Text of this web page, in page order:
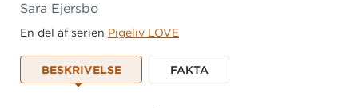
Sara Ejersbo
En del af serien Pigeliv LOVE
BESKRIVELSE FAKTA